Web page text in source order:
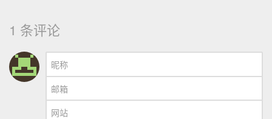
1 条评论
昵称
邮箱
网站